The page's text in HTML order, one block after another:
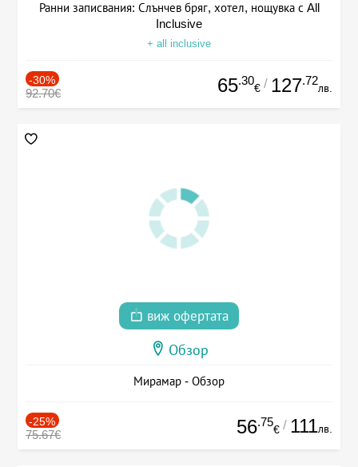
Ранни записвания: Слънчев бряг, хотел, нощувка с All
Inclusive
+ all inclusive
-30%
92.70€ 65.30
€ / 127.72
лв.
виж офертата
Обзор
Мирамар - Обзор
-25%
75.67€ 56.75
€ / 111лв.